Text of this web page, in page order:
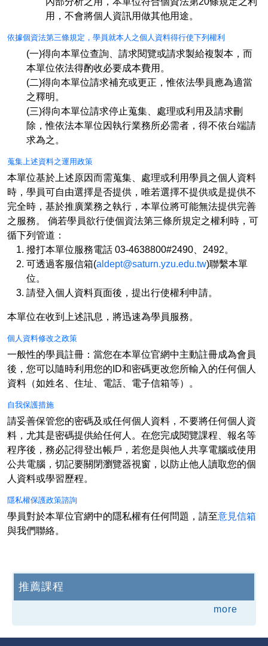
用，不會將個人資訊用做其他用途。
依據個資法第三條規定，學員就本人之個人資料得行使下列權利
(一)得向本單位查詢、請求閱覽或請求製給複製本，而
本單位依法得酌收必要成本費用。
(二)得向本單位請求補充或更正，惟依法學員應為適當
之釋明。
(三)得向本單位請求停止蒐集、處理或利用及請求刪
除，惟依法本單位因執行業務所必需者，得不依台端請
求為之。
蒐集上述資料之運用政策
本單位基於上述原因而需蒐集、處理或利用學員之個人資料
時，學員可自由選擇是否提供，唯若選擇不提供或是提供不
完全時，基於推廣業務之執行，本單位將可能無法提供完善
之服務。 倘若學員欲行使個資法第三條所規定之權利時，可
循下列管道：
撥打本單位服務電話 03-4638800#2490、2492。
可透過客服信箱(aldept@saturn.yzu.edu.tw)聯繫本單
位。
請登入個人資料頁面後，提出行使權利申請。
本單位在收到上述訊息，將迅速為學員服務。
個人資料修改之政策
一般性的學員註冊：當您在本單位官網中主動註冊成為會員
後，您可以隨時利用您的ID和密碼更改您所輸入的任何個人
資料（如姓名、住址、電話、電子信箱等）。
自我保護措施
請妥善保管您的密碼及或任何個人資料，不要將任何個人資
料，尤其是密碼提供給任何人。在您完成閱覽課程、報名等
程序後，務必記得登出帳戶，若您是與他人共享電腦或使用
公共電腦，切記要關閉瀏覽器視窗，以防止他人讀取您的個
人資料或學習歷程。
隱私權保護政策諮詢
學員對於本單位官網中的隱私權有任何問題，請至意見信箱
與我們聯絡。
推薦課程
more